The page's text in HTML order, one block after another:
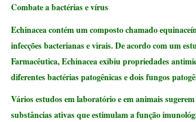
Combate a bactérias e vírus
Echinacea contém um composto chamado
infecções bacterianas e virais. De acordo com um
Farmacêutica, Echinacea exibiu propriedades
diferentes bactérias patogênicas e dois fungos
Vários estudos em laboratório e em animais
substâncias ativas que estimulam a função